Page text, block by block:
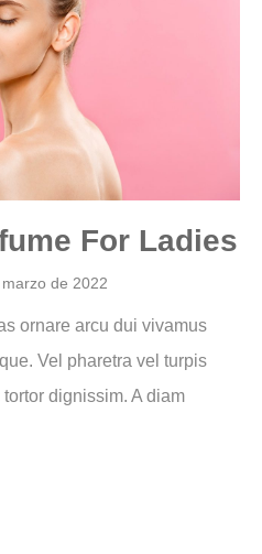
For Ladies
de 2022
ornare arcu dui vivamus
Vel pharetra vel turpis
dignissim. A diam